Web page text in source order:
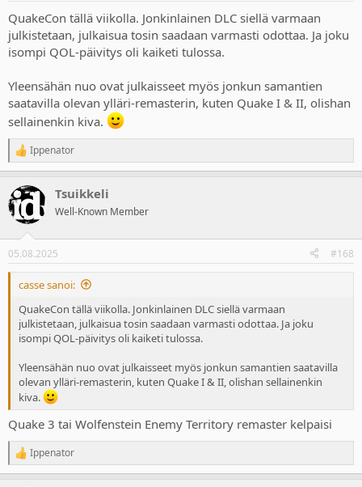
QuakeCon tällä viikolla. Jonkinlainen DLC siellä varmaan
julkistetaan, julkaisua tosin saadaan varmasti odottaa. Ja joku
isompi QOL-päivitys oli kaiketi tulossa.
Yleensähän nuo ovat julkaisseet myös jonkun samantien
saatavilla olevan ylläri-remasterin, kuten Quake I & II, olishan
sellainenkin kiva.
R
e
c
t
i
s
:
Ippenator
Tsuikkeli
Well-Known Member
05.08.2025 #168
casse sanoi:
QuakeCon tällä viikolla. Jonkinlainen DLC siellä varmaan
julkistetaan, julkaisua tosin saadaan varmasti odottaa. Ja joku
isompi QOL-päivitys oli kaiketi tulossa.
Yleensähän nuo ovat julkaisseet myös jonkun samantien saatavilla
olevan ylläri-remasterin, kuten Quake I & II, olishan sellainenkin
kiva.
Quake 3 tai Wolfenstein Enemy Territory remaster kelpaisi
R
e
Ippenator